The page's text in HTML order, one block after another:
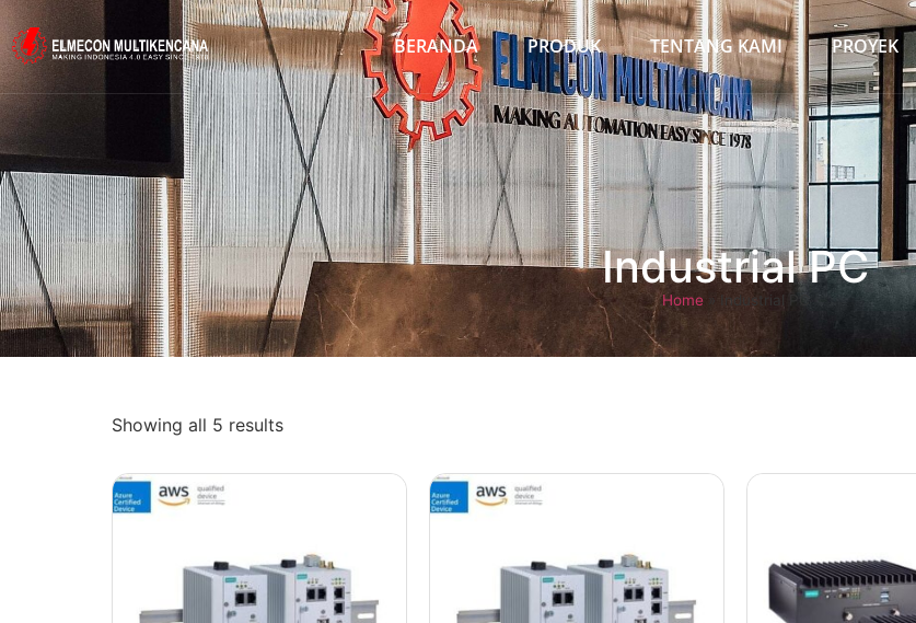
BERANDA PRODUK TENTANG KAMI PROYEK
Industrial PC
Home» Industrial PC
Showing all 5 results